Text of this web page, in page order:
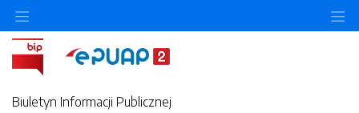
Biuletyn Informacji Publicznej